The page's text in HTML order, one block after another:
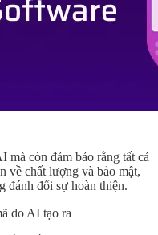
mà còn đảm bảo rằng tất cả
về chất lượng và bảo mật,
đánh đổi sự hoàn thiện.
do AI tạo ra